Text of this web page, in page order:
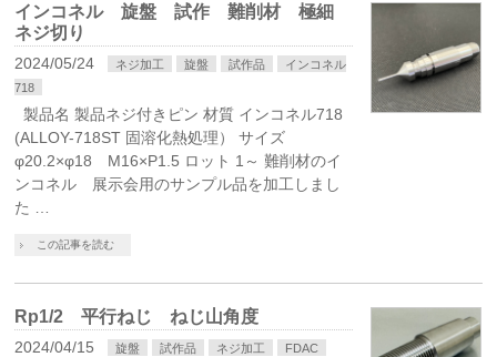
インコネル 旋盤 試作 難削材 極細
ネジ切り
2024/05/24 ネジ加工 旋盤 試作品
インコネル
718
製品名 製品ネジ付きピン 材質 インコネル718
(ALLOY-718ST 固溶化熱処理） サイズ
φ20.2×φ18 M16×P1.5 ロット 1～ 難削材のイ
ンコネル 展示会用のサンプル品を加工しまし
た …
この記事を読む
Rp1/2 平行ねじ ねじ山角度
2024/04/15 旋盤 試作品 ネジ加工 FDAC